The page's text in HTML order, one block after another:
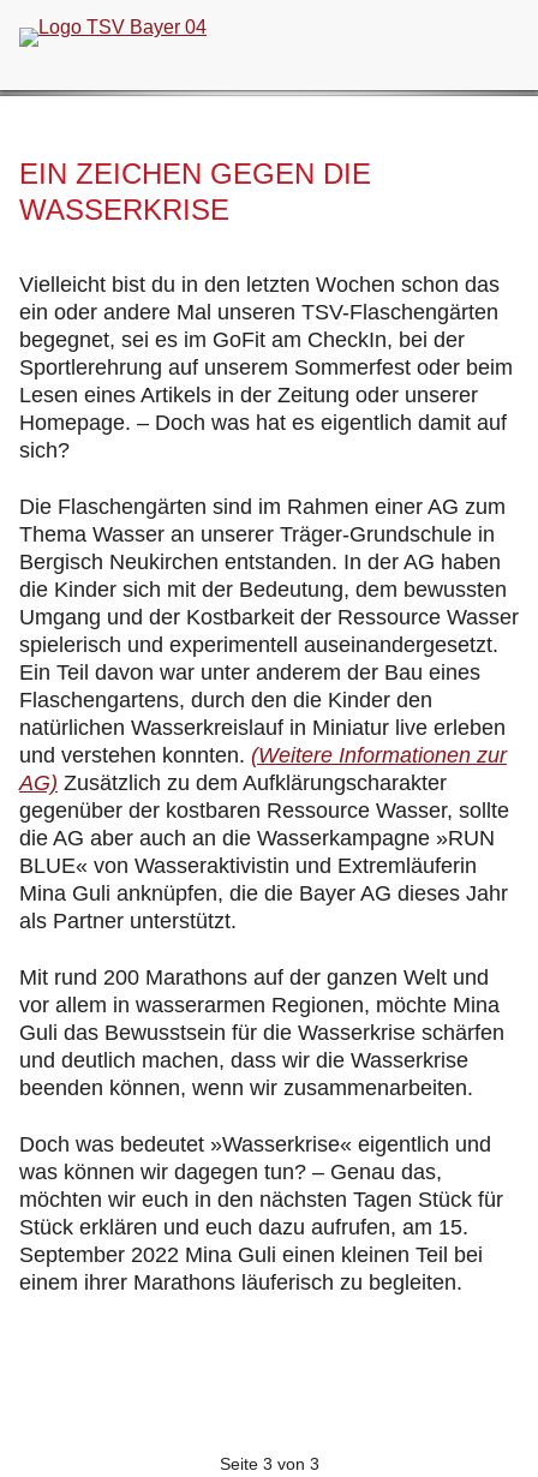
überspringen
EIN ZEICHEN GEGEN DIE
WASSERKRISE
Vielleicht bist du in den letzten Wochen schon das
ein oder andere Mal unseren TSV-Flaschengärten
begegnet, sei es im GoFit am CheckIn, bei der
Sportlerehrung auf unserem Sommerfest oder beim
Lesen eines Artikels in der Zeitung oder unserer
Homepage. – Doch was hat es eigentlich damit auf
sich?
Die Flaschengärten sind im Rahmen einer AG zum
Thema Wasser an unserer Träger-Grundschule in
Bergisch Neukirchen entstanden. In der AG haben
die Kinder sich mit der Bedeutung, dem bewussten
Umgang und der Kostbarkeit der Ressource Wasser
spielerisch und experimentell auseinandergesetzt.
Ein Teil davon war unter anderem der Bau eines
Flaschengartens, durch den die Kinder den
natürlichen Wasserkreislauf in Miniatur live erleben
und verstehen konnten. (Weitere Informationen zur
AG) Zusätzlich zu dem Aufklärungscharakter
gegenüber der kostbaren Ressource Wasser, sollte
die AG aber auch an die Wasserkampagne »RUN
BLUE« von Wasseraktivistin und Extremläuferin
Mina Guli anknüpfen, die die Bayer AG dieses Jahr
als Partner unterstützt.
Mit rund 200 Marathons auf der ganzen Welt und
vor allem in wasserarmen Regionen, möchte Mina
Guli das Bewusstsein für die Wasserkrise schärfen
und deutlich machen, dass wir die Wasserkrise
beenden können, wenn wir zusammenarbeiten.
Doch was bedeutet »Wasserkrise« eigentlich und
was können wir dagegen tun? – Genau das,
möchten wir euch in den nächsten Tagen Stück für
Stück erklären und euch dazu aufrufen, am 15.
September 2022 Mina Guli einen kleinen Teil bei
einem ihrer Marathons läuferisch zu begleiten.
Seite 3 von 3